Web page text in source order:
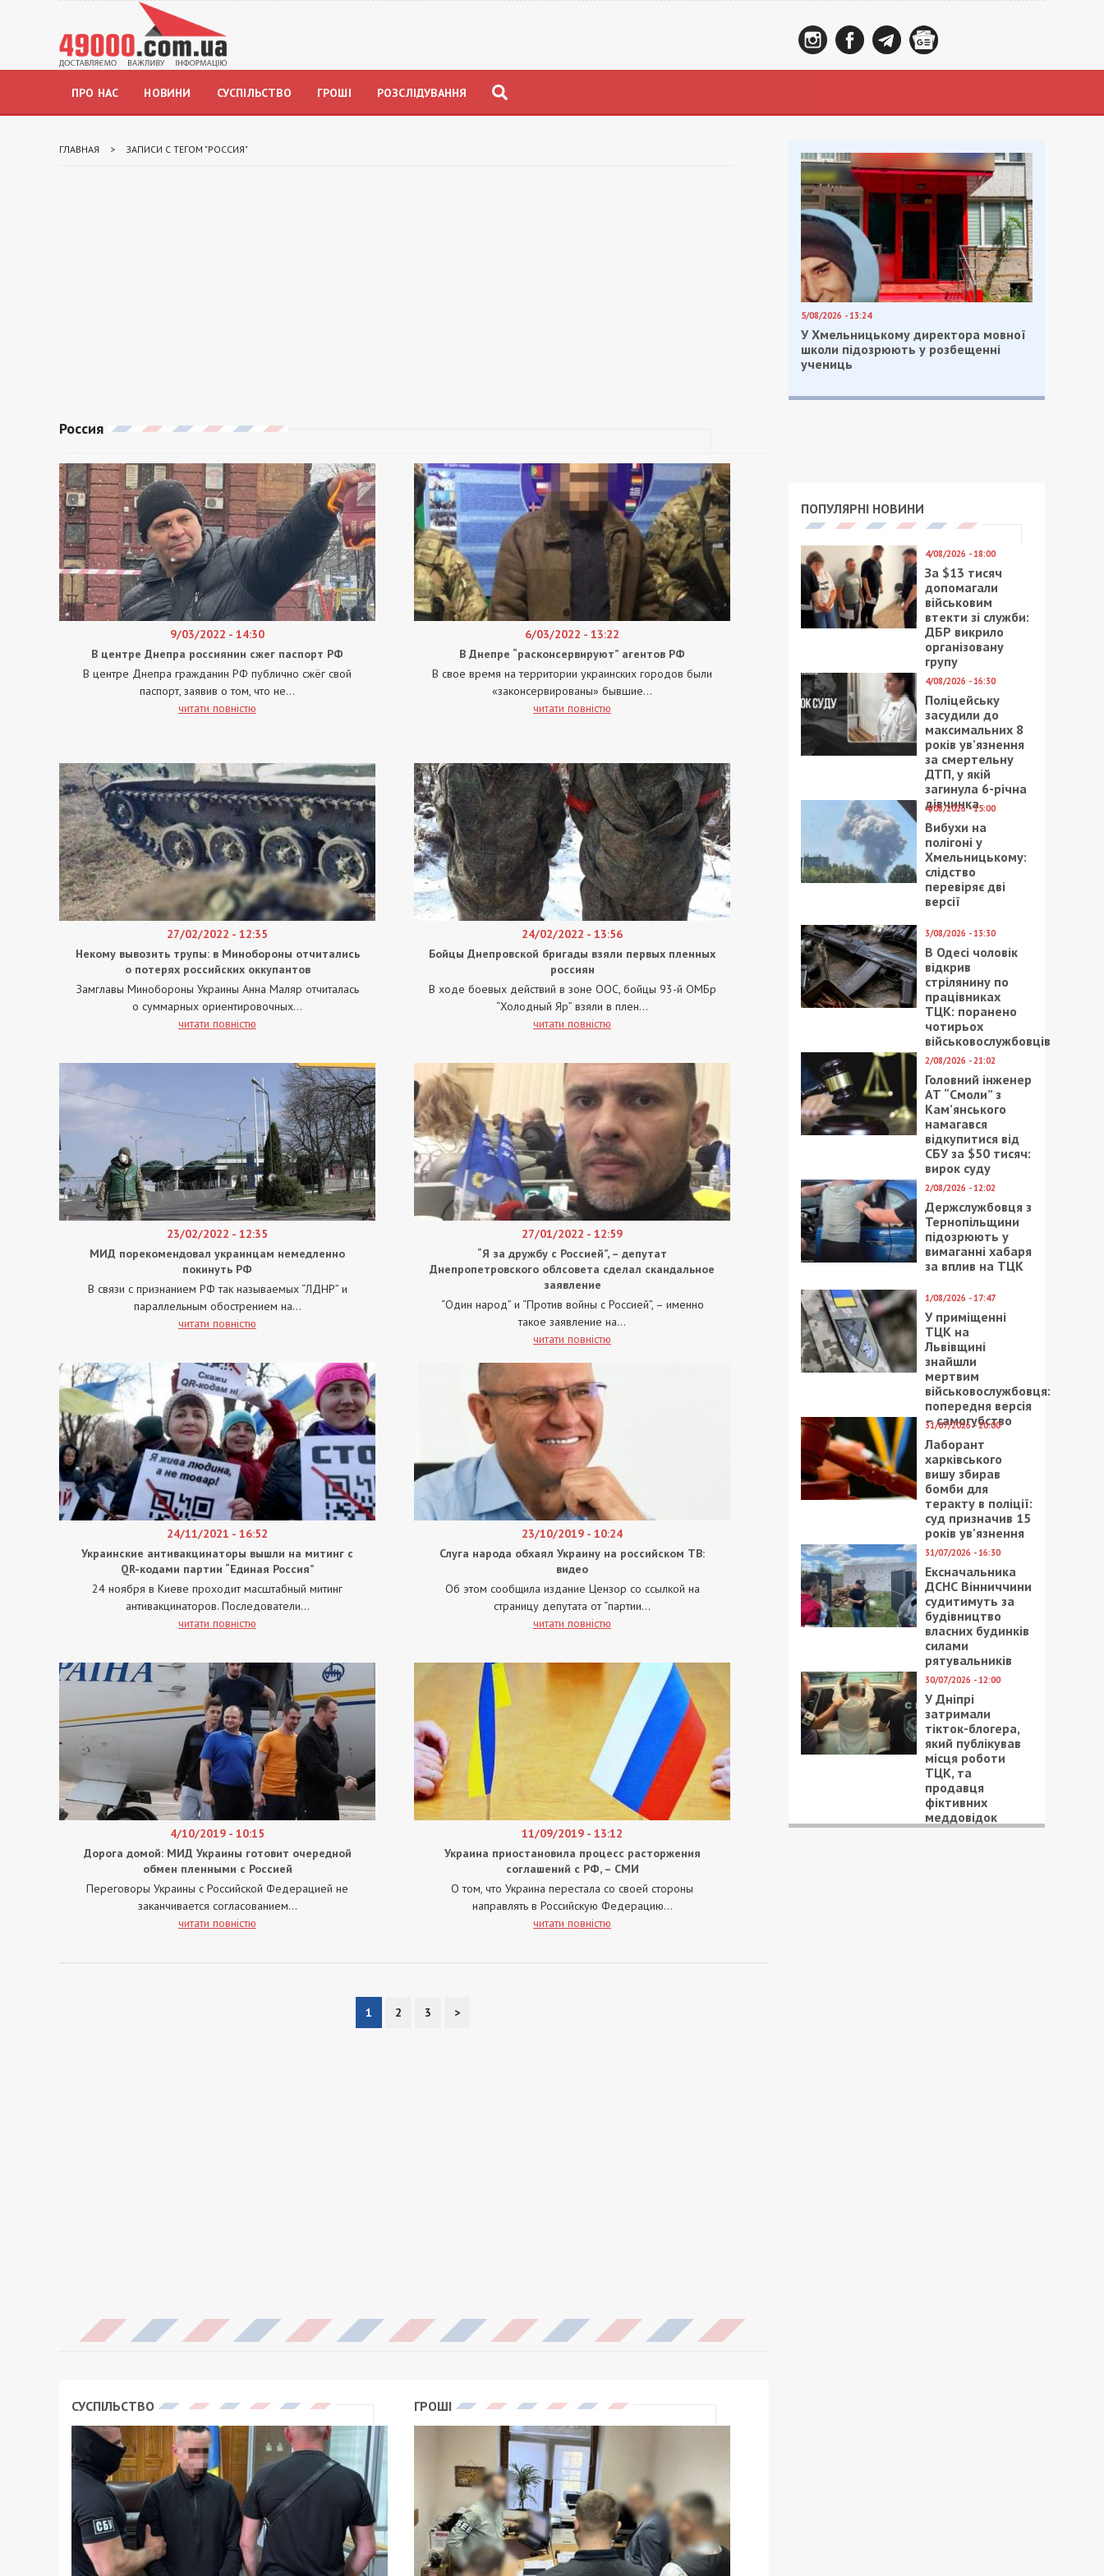
ПРО НАС НОВИНИ СУСПІЛЬСТВО ГРОШІ РОЗСЛІДУВАННЯ
ГЛАВНАЯ > ЗАПИСИ С ТЕГОМ "РОССИЯ"
Россия
9/03/2022 - 14:30
В центре Днепра россиянин сжег паспорт РФ
В центре Днепра гражданин РФ публично сжёг свой
паспорт, заявив о том, что не...
читати повністю
6/03/2022 - 13:22
В Днепре “расконсервируют” агентов РФ
В свое время на территории украинских городов были
«законсервированы» бывшие...
читати повністю
27/02/2022 - 12:35
Некому вывозить трупы: в Минобороны отчитались
о потерях российских оккупантов
Замглавы Минобороны Украины Анна Маляр отчиталась
о суммарных ориентировочных...
читати повністю
24/02/2022 - 13:56
Бойцы Днепровской бригады взяли первых пленных
россиян
В ходе боевых действий в зоне ООС, бойцы 93-й ОМБр
“Холодный Яр” взяли в плен...
читати повністю
23/02/2022 - 12:35
МИД порекомендовал украинцам немедленно
покинуть РФ
В связи с признанием РФ так называемых “ЛДНР” и
параллельным обострением на...
читати повністю
27/01/2022 - 12:59
“Я за дружбу с Россией”, – депутат
Днепропетровского облсовета сделал скандальное
заявление
“Один народ” и “Против войны с Россией”, – именно
такое заявление на...
читати повністю
24/11/2021 - 16:52
Украинские антивакцинаторы вышли на митинг с
QR-кодами партии “Единая Россия”
24 ноября в Киеве проходит масштабный митинг
антивакцинаторов. Последователи...
читати повністю
23/10/2019 - 10:24
Слуга народа обхаял Украину на российском ТВ:
видео
Об этом сообщила издание Цензор со ссылкой на
страницу депутата от “партии...
читати повністю
4/10/2019 - 10:15
Дорога домой: МИД Украины готовит очередной
обмен пленными с Россией
Переговоры Украины с Российской Федерацией не
заканчивается согласованием...
читати повністю
11/09/2019 - 13:12
Украина приостановила процесс расторжения
соглашений с РФ, – СМИ
О том, что Украина перестала со своей стороны
направлять в Российскую Федерацию...
читати повністю
1 2 3 >
СУСПІЛЬСТВО ГРОШІ
5/08/2026 - 13:24
У Хмельницькому директора мовної
школи підозрюють у розбещенні
учениць
ПОПУЛЯРНІ НОВИНИ
4/08/2026 - 18:00
За $13 тисяч
допомагали
військовим
втекти зі служби:
ДБР викрило
організовану
групу
4/08/2026 - 16:30
Поліцейську
засудили до
максимальних 8
років ув’язнення
за смертельну
ДТП, у якій
загинула 6-річна
дівчинка
4/08/2026 - 15:00
Вибухи на
полігоні у
Хмельницькому:
слідство
перевіряє дві
версії
3/08/2026 - 13:30
В Одесі чоловік
відкрив
стрілянину по
працівниках
ТЦК: поранено
чотирьох
військовослужбовців
2/08/2026 - 21:02
Головний інженер
АТ “Смоли” з
Кам’янського
намагався
відкупитися від
СБУ за $50 тисяч:
вирок суду
2/08/2026 - 12:02
Держслужбовця з
Тернопільщини
підозрюють у
вимаганні хабаря
за вплив на ТЦК
1/08/2026 - 17:47
У приміщенні
ТЦК на
Львівщині
знайшли
мертвим
військовослужбовця:
попередня версія
– самогубство
31/07/2026 - 20:00
Лаборант
харківського
вишу збирав
бомби для
теракту в поліції:
суд призначив 15
років ув’язнення
31/07/2026 - 16:30
Ексначальника
ДСНС Вінниччини
судитимуть за
будівництво
власних будинків
силами
рятувальників
30/07/2026 - 12:00
У Дніпрі
затримали
тікток-блогера,
який публікував
місця роботи
ТЦК, та
продавця
фіктивних
меддовідок